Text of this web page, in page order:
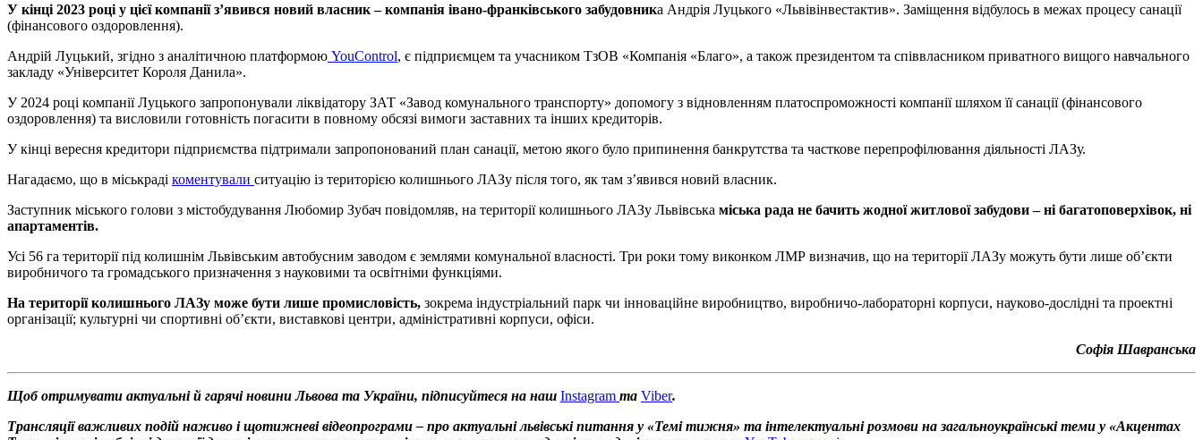
У кінці 2023 році у цієї компанії з’явився новий власник – компанія івано-франківського забудовника Андрія Луцького «Львівінвестактив». Заміщення відбулось в межах процесу санації
(фінансового оздоровлення).
Андрій Луцький, згідно з аналітичною платформою YouControl, є підприємцем та учасником ТзОВ «Компанія «Благо», а також президентом та співвласником приватного вищого навчального
закладу «Університет Короля Данила».
У 2024 році компанії Луцького запропонували ліквідатору ЗАТ «Завод комунального транспорту» допомогу з відновленням платоспроможності компанії шляхом її санації (фінансового
оздоровлення) та висловили готовність погасити в повному обсязі вимоги заставних та інших кредиторів.
У кінці вересня кредитори підприємства підтримали запропонований план санації, метою якого було припинення банкрутства та часткове перепрофілювання діяльності ЛАЗу.
Нагадаємо, що в міськраді коментували ситуацію із територією колишнього ЛАЗу після того, як там з’явився новий власник.
Заступник міського голови з містобудування Любомир Зубач повідомляв, на території колишнього ЛАЗу Львівська міська рада не бачить жодної житлової забудови – ні багатоповерхівок, ні
апартаментів.
Усі 56 га території під колишнім Львівським автобусним заводом є землями комунальної власності. Три роки тому виконком ЛМР визначив, що на території ЛАЗу можуть бути лише об’єкти
виробничого та громадського призначення з науковими та освітніми функціями.
На території колишнього ЛАЗу може бути лише промисловість, зокрема індустріальний парк чи інноваційне виробництво, виробничо-лабораторні корпуси, науково-дослідні та проектні
організації; культурні чи спортивні об’єкти, виставкові центри, адміністративні корпуси, офіси.
Софія Шавранська
Щоб отримувати актуальні й гарячі новини Львова та України, підписуйтеся на наш Instagram та Viber.
Трансляції важливих подій наживо і щотижневі відеопрограми – про актуальні львівські питання у «Темі тижня» та інтелектуальні розмови на загальноукраїнські теми у «Акцентах